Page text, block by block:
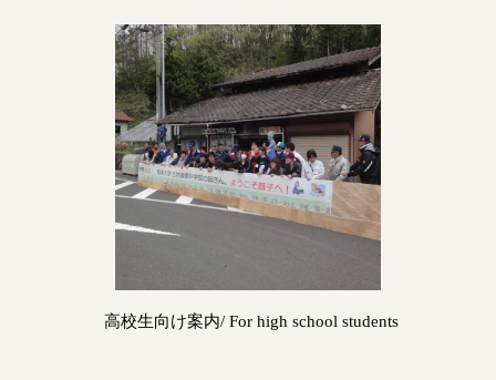
高校生向け案内/ For high school students